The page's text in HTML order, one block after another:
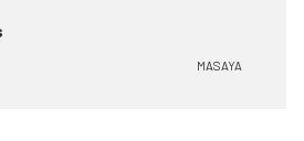
MASAYA